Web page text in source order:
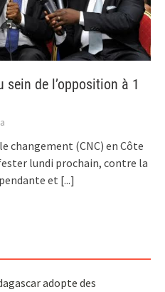
sein de l’opposition à 1
changement (CNC) en Côte
lundi prochain, contre la
et [...]
adopte des